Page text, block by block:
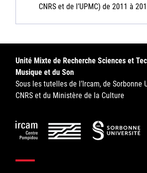
CNRS et de l’UPMC) de 2011 à
Unité Mixte de Recherche Sciences et
Musique et du Son
Sous les tutelles de l’Ircam, de Sorbonne
CNRS et du Ministère de la Culture